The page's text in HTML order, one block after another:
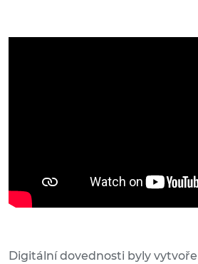
Digitální dovednosti byly